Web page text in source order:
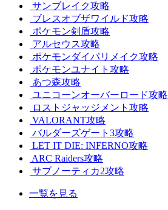
サンブレイク攻略
ブレスオブザワイルド攻略
ポケモン剣盾攻略
アルセウス攻略
ポケモンダイパリメイク攻略
ポケモンユナイト攻略
あつ森攻略
ユニコーンオーバーロード攻略
ロストジャッジメント攻略
VALORANT攻略
バルダーズゲート3攻略
LET IT DIE: INFERNO攻略
ARC Raiders攻略
サブノーティカ2攻略
一覧を見る